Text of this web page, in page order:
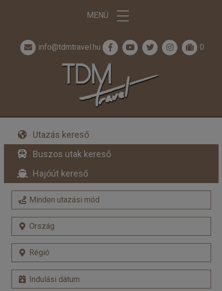
MENÜ
info@tdmtravel.hu 0
Utazás kereső
Buszos utak kereső
Hajóút kereső